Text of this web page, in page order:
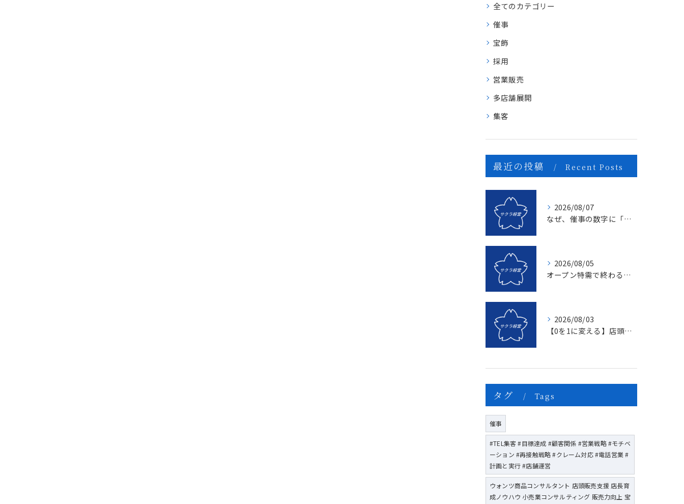
全てのカテゴリー
催事
宝飾
採用
営業販売
多店舗展開
集客
最近の投稿 Recent Posts
2026/08/07
なぜ、催事の数字に「ムラ」が出るのか？1億を3億にする「3つの計画表」の秘密
2026/08/05
オープン特需で終わる店、成長し続ける店の決定的な違いとは？〜新規名簿開拓の２つの方法〜
2026/08/03
【0を1に変える】店頭販売のマンネリを打破する「上司のたった一つの行動」とは？
タグ Tags
催事
#TEL集客 #目標達成 #顧客関係 #営業戦略 #モチベ
ーション #再接触戦略 #クレーム対応 #電話営業 #
計画と実行 #店舗運営
ウォンツ商品コンサルタント 店頭販売支援 店長育
成ノウハウ 小売業コンサルティング 販売力向上 宝